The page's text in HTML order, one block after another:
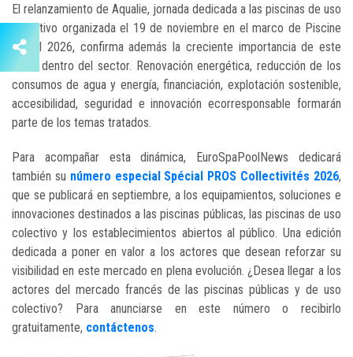
El relanzamiento de Aqualie, jornada dedicada a las piscinas de uso
colectivo organizada el 19 de noviembre en el marco de Piscine
Global 2026, confirma además la creciente importancia de este
tema dentro del sector. Renovación energética, reducción de los
consumos de agua y energía, financiación, explotación sostenible,
accesibilidad, seguridad e innovación ecorresponsable formarán
parte de los temas tratados.
Para acompañar esta dinámica, EuroSpaPoolNews dedicará
también su número especial Spécial PROS Collectivités 2026,
que se publicará en septiembre, a los equipamientos, soluciones e
innovaciones destinados a las piscinas públicas, las piscinas de uso
colectivo y los establecimientos abiertos al público. Una edición
dedicada a poner en valor a los actores que desean reforzar su
visibilidad en este mercado en plena evolución. ¿Desea llegar a los
actores del mercado francés de las piscinas públicas y de uso
colectivo? Para anunciarse en este número o recibirlo
gratuitamente, contáctenos.